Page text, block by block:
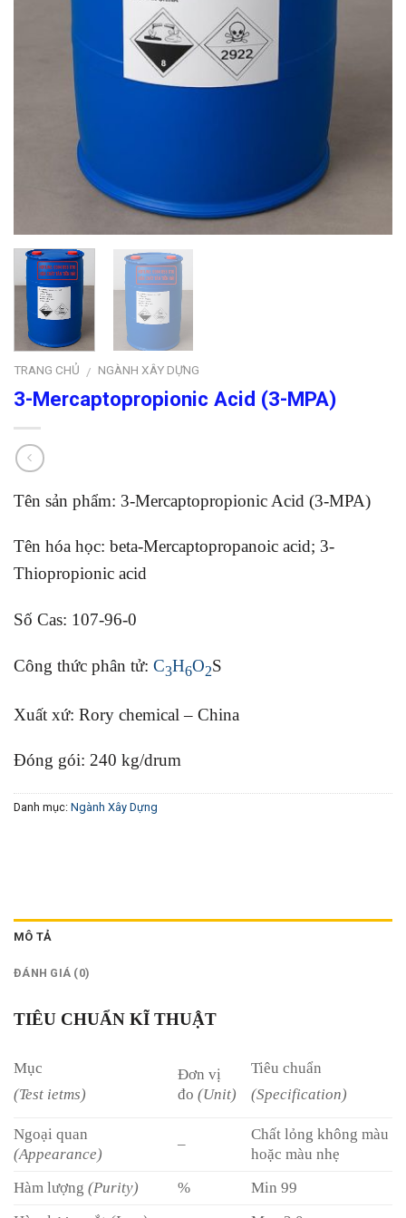
TRANG CHỦ / NGÀNH XÂY DỰNG
3-Mercaptopropionic Acid (3-MPA)
Tên sản phẩm: 3-Mercaptopropionic Acid (3-MPA)
Tên hóa học: beta-Mercaptopropanoic acid; 3-
Thiopropionic acid
Số Cas: 107-96-0
Công thức phân tử: C3H6O2S
Xuất xứ: Rory chemical – China
Đóng gói: 240 kg/drum
Danh mục: Ngành Xây Dựng
MÔ TẢ
ĐÁNH GIÁ (0)
TIÊU CHUẨN KĨ THUẬT
Mục
(Test ietms)
Đơn vị
đo(Unit)
Tiêu chuẩn
(Specification)
Ngoại quan
(Appearance)
–
Chất lỏng không màu
hoặc màu nhẹ
Hàm lượng (Purity) %
Min 99